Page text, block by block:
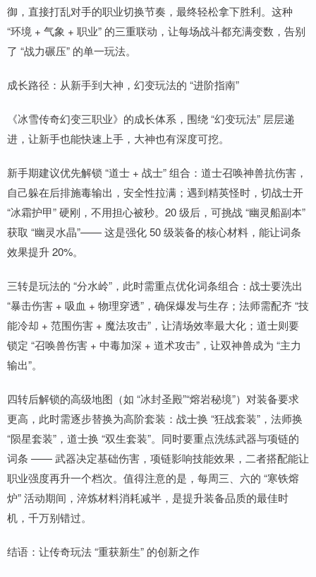
御，直接打乱对手的职业切换节奏，最终轻松拿下胜利。这种
“环境 + 气象 + 职业” 的三重联动，让每场战斗都充满变数，告别
了 “战力碾压” 的单一玩法。
成长路径：从新手到大神，幻变玩法的 “进阶指南”
《冰雪传奇幻变三职业》的成长体系，围绕 “幻变玩法” 层层递
进，让新手也能快速上手，大神也有深度可挖。
新手期建议优先解锁 “道士 + 战士” 组合：道士召唤神兽抗伤害，
自己躲在后排施毒输出，安全性拉满；遇到精英怪时，切战士开
“冰霜护甲” 硬刚，不用担心被秒。20 级后，可挑战 “幽灵船副本”
获取 “幽灵水晶”—— 这是强化 50 级装备的核心材料，能让词条
效果提升 20%。
三转是玩法的 “分水岭”，此时需重点优化词条组合：战士要洗出
“暴击伤害 + 吸血 + 物理穿透”，确保爆发与生存；法师需配齐 “技
能冷却 + 范围伤害 + 魔法攻击”，让清场效率最大化；道士则要
锁定 “召唤兽伤害 + 中毒加深 + 道术攻击”，让双神兽成为 “主力
输出”。
四转后解锁的高级地图（如 “冰封圣殿”“熔岩秘境”）对装备要求
更高，此时需逐步替换为高阶套装：战士换 “狂战套装”，法师换
“陨星套装”，道士换 “双生套装”。同时要重点洗练武器与项链的
词条 —— 武器决定基础伤害，项链影响技能效果，二者搭配能让
职业强度再升一个档次。值得注意的是，每周三、六的 “寒铁熔
炉” 活动期间，淬炼材料消耗减半，是提升装备品质的最佳时
机，千万别错过。
结语：让传奇玩法 “重获新生” 的创新之作